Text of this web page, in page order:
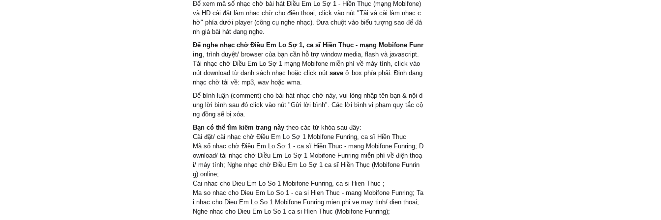
Để xem mã số nhạc chờ bài hát Điều Em Lo Sợ 1 - Hiền Thục (mạng Mobifone)
và HD cài đặt làm nhạc chờ cho điện thoại, click vào nút "Tải và cài làm nhạc c
hờ" phía dưới player (công cụ nghe nhạc). Đưa chuột vào biểu tượng sao để đá
nh giá bài hát đang nghe.
Để nghe nhạc chờ Điều Em Lo Sợ 1, ca sĩ Hiền Thục - mạng Mobifone Funr
ing, trình duyệt/ browser của bạn cần hỗ trợ window media, flash và javascript.
Tải nhạc chờ Điều Em Lo Sợ 1 mạng Mobifone miễn phí về máy tính, click vào
nút download từ danh sách nhạc hoặc click nút save ở box phía phải. Định dạng
nhạc chờ tải về: mp3, wav hoặc wma.
Để bình luận (comment) cho bài hát nhạc chờ này, vui lòng nhập tên bạn & nội d
ung lời bình sau đó click vào nút "Gửi lời bình". Các lời bình vi phạm quy tắc cộ
ng đồng sẽ bị xóa.
Bạn có thể tìm kiếm trang này theo các từ khóa sau đây:
Cài đặt/ cài nhạc chờ Điều Em Lo Sợ 1 Mobifone Funring, ca sĩ Hiền Thục
Mã số nhạc chờ Điều Em Lo Sợ 1 - ca sĩ Hiền Thục - mạng Mobifone Funring; D
ownload/ tải nhạc chờ Điều Em Lo Sợ 1 Mobifone Funring miễn phí về điện thoạ
i/ máy tính; Nghe nhạc chờ Điều Em Lo Sợ 1 ca sĩ Hiền Thục (Mobifone Funrin
g) online;
Cai nhac cho Dieu Em Lo So 1 Mobifone Funring, ca si Hien Thuc ;
Ma so nhac cho Dieu Em Lo So 1 - ca si Hien Thuc - mang Mobifone Funring; Ta
i nhac cho Dieu Em Lo So 1 Mobifone Funring mien phi ve may tinh/ dien thoai;
Nghe nhac cho Dieu Em Lo So 1 ca si Hien Thuc (Mobifone Funring);